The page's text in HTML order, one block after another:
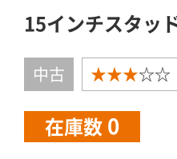
15インチスタッ
中古 ★★★☆☆
在庫数 0